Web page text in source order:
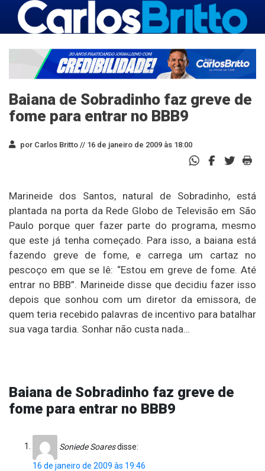
Baiana de Sobradinho faz greve de
fome para entrar no BBB9
por Carlos Britto // 16 de janeiro de 2009 às 18:00
Marineide dos Santos, natural de Sobradinho, está
plantada na porta da Rede Globo de Televisão em São
Paulo porque quer fazer parte do programa, mesmo
que este já tenha começado. Para isso, a baiana está
fazendo greve de fome, e carrega um cartaz no
pescoço em que se lê: “Estou em greve de fome. Até
entrar no BBB”. Marineide disse que decidiu fazer isso
depois que sonhou com um diretor da emissora, de
quem teria recebido palavras de incentivo para batalhar
sua vaga tardia. Sonhar não custa nada…
Baiana de Sobradinho faz greve de
fome para entrar no BBB9
Soniede Soaresdisse:
16 de janeiro de 2009 às 19:46